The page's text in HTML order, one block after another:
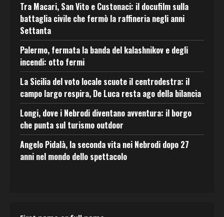
Tra Macari, San Vito e Custonaci: il docufilm sulla
battaglia civile che fermò la raffineria negli anni
Settanta
Palermo, fermata la banda del kalashnikov e degli
incendi: otto fermi
La Sicilia del voto locale scuote il centrodestra: il
campo largo respira, De Luca resta ago della bilancia
Longi, dove i Nebrodi diventano avventura: il borgo
che punta sul turismo outdoor
Angelo Pidalà, la seconda vita nei Nebrodi dopo 27
anni nel mondo dello spettacolo